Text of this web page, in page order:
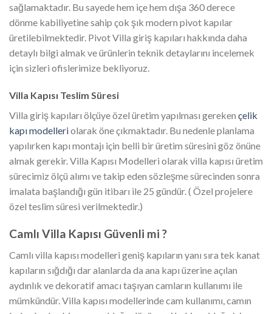
sağlamaktadır. Bu sayede hem içe hem dışa 360 derece
dönme kabiliyetine sahip çok şık modern pivot kapılar
üretilebilmektedir. Pivot Villa giriş kapıları hakkında daha
detaylı bilgi almak ve ürünlerin teknik detaylarını incelemek
için sizleri ofislerimize bekliyoruz.
Villa Kapısı Teslim Süresi
Villa giriş kapıları ölçüye özel üretim yapılması gereken çelik
kapı modelleriolarak öne çıkmaktadır. Bu nedenle planlama
yapılırken kapı montajı için belli bir üretim süresini göz önüne
almak gerekir. Villa Kapısı Modelleri olarak villa kapısı üretim
sürecimiz ölçü alımı ve takip eden sözleşme sürecinden sonra
imalata başlandığı gün itibarı ile 25 gündür. ( Özel projelere
özel teslim süresi verilmektedir.)
Camlı Villa Kapısı Güvenli mi ?
Camlı villa kapısı modelleri geniş kapıların yanı sıra tek kanat
kapıların sığdığı dar alanlarda da ana kapı üzerine açılan
aydınlık ve dekoratif amacı taşıyan camların kullanımı ile
mümkündür. Villa kapısı modellerinde cam kullanımı, camın